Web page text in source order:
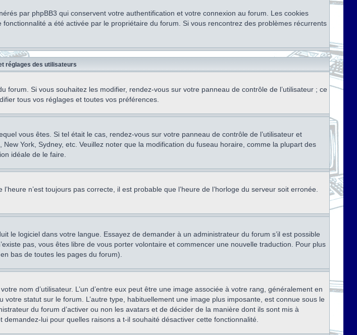
par phpBB3 qui conservent votre authentification et votre connexion au forum. Les cookies
a été activée par le propriétaire du forum. Si vous rencontrez des problèmes récurrents
réglages des utilisateurs
Si vous souhaitez les modifier, rendez-vous sur votre panneau de contrôle de l’utilisateur ; ce
tous vos réglages et toutes vos préférences.
vous êtes. Si tel était le cas, rendez-vous sur votre panneau de contrôle de l’utilisateur et
York, Sydney, etc. Veuillez noter que la modification du fuseau horaire, comme la plupart des
idéale de le faire.
n’est toujours pas correcte, il est probable que l’heure de l’horloge du serveur soit erronée.
le logiciel dans votre langue. Essayez de demander à un administrateur du forum s’il est possible
pas, vous êtes libre de vous porter volontaire et commencer une nouvelle traduction. Pour plus
bas de toutes les pages du forum).
nom d’utilisateur. L’un d’entre eux peut être une image associée à votre rang, généralement en
statut sur le forum. L’autre type, habituellement une image plus imposante, est connue sous le
du forum d’activer ou non les avatars et de décider de la manière dont ils sont mis à
lui pour quelles raisons a t-il souhaité désactiver cette fonctionnalité.